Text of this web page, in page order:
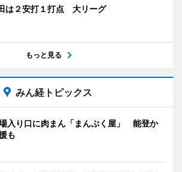
は２安打１打点 大リーグ
もっと見る
みん経トピックス
入り口に肉まん「まんぷく屋」 能登か
も